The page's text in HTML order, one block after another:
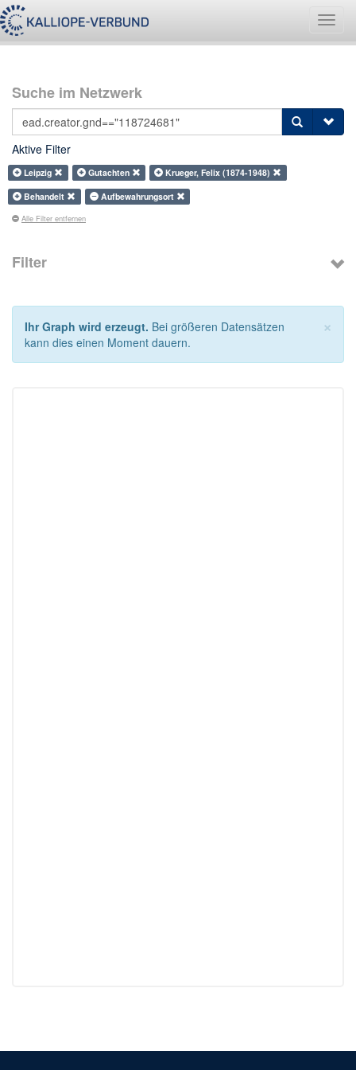
Suche im Netzwerk
Aktive Filter
Leipzig Gutachten
Krueger, Felix (1874-1948)
Behandelt
Aufbewahrungsort
Alle Filter entfernen
Filter
×
Ihr Graph wird erzeugt. Bei größeren Datensätzen
kann dies einen Moment dauern.